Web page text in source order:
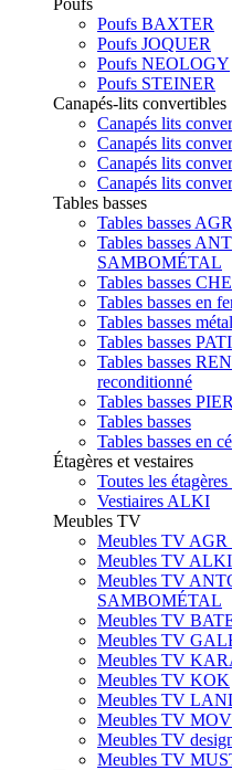
Poufs
Poufs BAXTER
Poufs JOQUER
Poufs NEOLOGY
Poufs STEINER
Canapés-lits convertibles
Canapés lits
Canapés lits
Canapés lits
Canapés lits
Tables basses
Tables basses
Tables basses
SAMBOMÉTAL
Tables basses
Tables basses en
Tables basses
Tables basses
Tables basses
reconditionné
Tables basses
Tables basses
Tables basses en
Étagères et vestaires
Toutes les
Vestiaires ALKI
Meubles TV
Meubles TV
Meubles TV ALKI
Meubles TV
SAMBOMÉTAL
Meubles TV
Meubles TV
Meubles TV
Meubles TV KOK
Meubles TV
Meubles TV
Meubles TV
Meubles TV